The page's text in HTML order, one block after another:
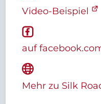
Video-Beispiel
auf
Mehr zu Silk